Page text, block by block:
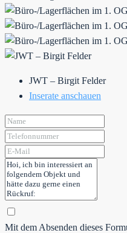
JWT – Birgit Felder
Inserate anschauen
Mit dem Absenden dieses